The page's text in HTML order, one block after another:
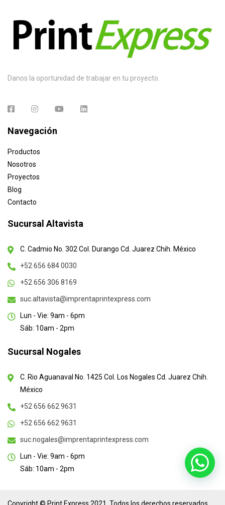
Danos la oportunidad de trabajar en tu proyecto.
Navegación
Productos
Nosotros
Proyectos
Blog
Contacto
Sucursal Altavista
C. Cadmio No. 302 Col. Durango Cd. Juarez Chih. México
+52 656 684 0030
+52 656 306 8169
suc.altavista@imprentaprintexpress.com
Lun - Vie: 9am - 6pm
Sáb: 10am - 2pm
Sucursal Nogales
C. Rio Aguanaval No. 1425 Col. Los Nogales Cd. Juarez Chih.
México
+52 656 662 9631
+52 656 662 9631
suc.nogales@imprentaprintexpress.com
Lun - Vie: 9am - 6pm
Sáb: 10am - 2pm